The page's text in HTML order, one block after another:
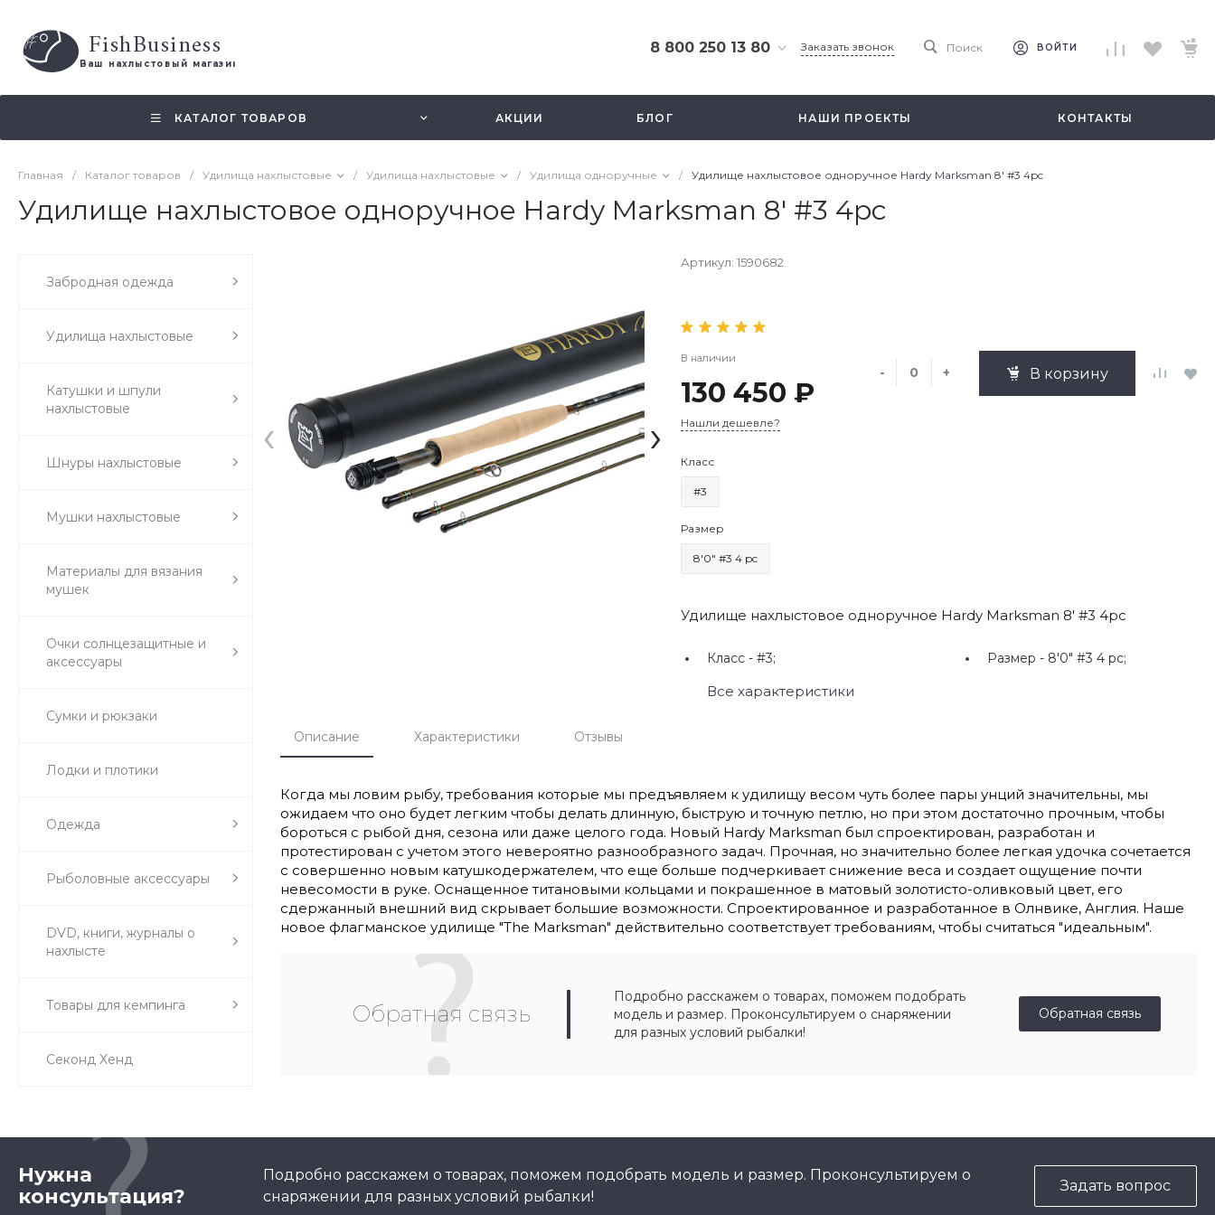
FishBusiness
Ваш нахлыстовый магазин
8 800 250 13 80
ул. Смольная 63б, этаж
2.5
info@fishbusinezz.ru
Заказать звонок Поиск ВОЙТИ
КАТАЛОГ ТОВАРОВ АКЦИИ БЛОГ НАШИ ПРОЕКТЫ КОНТАКТЫ
Главная / Каталог товаров / Удилища нахлыстовые / Удилища нахлыстовые / Удилища одноручные / Удилище нахлыстовое одноручное Hardy Marksman 8' #3 4pc
Удилище нахлыстовое одноручное Hardy Marksman 8' #3 4pc
Забродная одежда
Удилища нахлыстовые
Катушки и шпули
нахлыстовые
Шнуры нахлыстовые
Мушки нахлыстовые
Материалы для вязания
мушек
Очки солнцезащитные и
аксессуары
Сумки и рюкзаки
Лодки и плотики
Одежда
Рыболовные аксессуары
DVD, книги, журналы о
нахлысте
Товары для кемпинга
Секонд Хенд
‹ ›
Артикул: 1590682
В наличии
130 450 ₽
- + В корзину
Нашли дешевле?
Класс
#3
Размер
8'0" #3 4 pc
Удилище нахлыстовое одноручное Hardy Marksman 8' #3 4pc
Класс - #3; Размер - 8'0" #3 4 pc;
Все характеристики
Описание Характеристики Отзывы
Когда мы ловим рыбу, требования которые мы предъявляем к удилищу весом чуть более пары унций значительны, мы
ожидаем что оно будет легким чтобы делать длинную, быструю и точную петлю, но при этом достаточно прочным, чтобы
бороться с рыбой дня, сезона или даже целого года. Новый Hardy Marksman был спроектирован, разработан и
протестирован с учетом этого невероятно разнообразного задач. Прочная, но значительно более легкая удочка сочетается
с совершенно новым катушкодержателем, что еще больше подчеркивает снижение веса и создает ощущение почти
невесомости в руке. Оснащенное титановыми кольцами и покрашенное в матовый золотисто-оливковый цвет, его
сдержанный внешний вид скрывает большие возможности. Спроектированное и разработанное в Олнвике, Англия. Наше
новое флагманское удилище "The Marksman" действительно соответствует требованиям, чтобы считаться "идеальным".
Обратная связь
Подробно расскажем о товарах, поможем подобрать
модель и размер. Проконсультируем о снаряжении
для разных условий рыбалки!
Обратная связь
Нужна
консультация?
Подробно расскажем о товарах, поможем подобрать модель и размер. Проконсультируем о
снаряжении для разных условий рыбалки!
Задать вопрос